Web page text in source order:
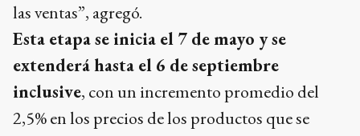
las ventas”, agregó.
Esta etapa se inicia el 7 de mayo y se
extenderá hasta el 6 de septiembre
inclusive, con un incremento promedio del
2,5% en los precios de los productos que se